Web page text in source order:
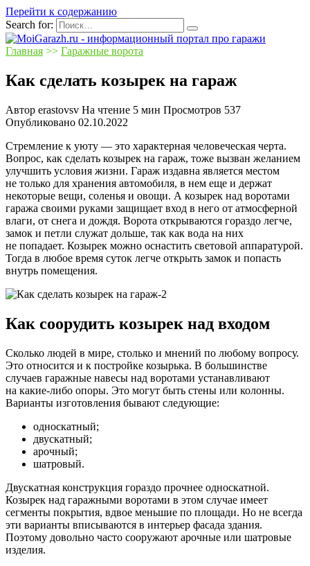
Перейти к содержанию
Search for:
Главная >> Гаражные ворота
Как сделать козырек на гараж
Автор erastovsv На чтение 5 мин Просмотров 537
Опубликовано 02.10.2022
Стремление к уюту — это характерная человеческая черта.
Вопрос, как сделать козырек на гараж, тоже вызван желанием
улучшить условия жизни. Гараж издавна является местом
не только для хранения автомобиля, в нем еще и держат
некоторые вещи, соленья и овощи. А козырек над воротами
гаража своими руками защищает вход в него от атмосферной
влаги, от снега и дождя. Ворота открываются гораздо легче,
замок и петли служат дольше, так как вода на них
не попадает. Козырек можно оснастить световой аппаратурой.
Тогда в любое время суток легче открыть замок и попасть
внутрь помещения.
Как соорудить козырек над входом
Сколько людей в мире, столько и мнений по любому вопросу.
Это относится и к постройке козырька. В большинстве
случаев гаражные навесы над воротами устанавливают
на какие-либо опоры. Это могут быть стены или колонны.
Варианты изготовления бывают следующие:
односкатный;
двускатный;
арочный;
шатровый.
Двускатная конструкция гораздо прочнее односкатной.
Козырек над гаражными воротами в этом случае имеет
сегменты покрытия, вдвое меньшие по площади. Но не всегда
эти варианты вписываются в интерьер фасада здания.
Поэтому довольно часто сооружают арочные или шатровые
изделия.